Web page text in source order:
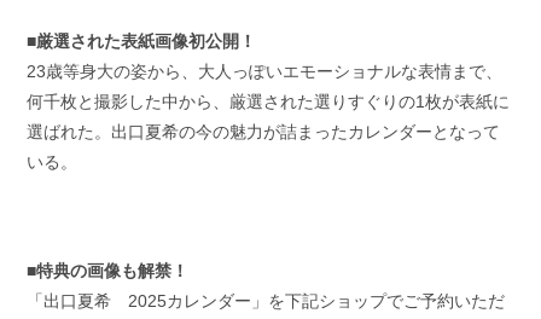
■厳選された表紙画像初公開！
23歳等身大の姿から、大人っぽいエモーショナルな表情まで、
何千枚と撮影した中から、厳選された選りすぐりの1枚が表紙に
選ばれた。出口夏希の今の魅力が詰まったカレンダーとなって
いる。
■特典の画像も解禁！
「出口夏希 2025カレンダー」を下記ショップでご予約いただ